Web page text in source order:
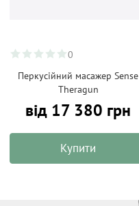
0
Перкусійний масажер Sense
Theragun
від 17 380 грн
Купити